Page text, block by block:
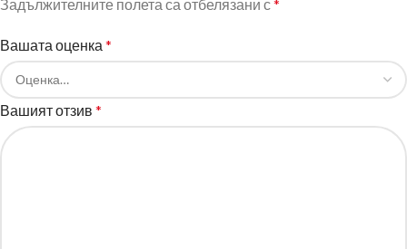
Задължителните полета са отбелязани с*
Вашата оценка *
Вашият отзив *